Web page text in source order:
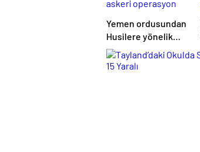
Yemen ordusundan
Husilere yönelik
askeri operasyon